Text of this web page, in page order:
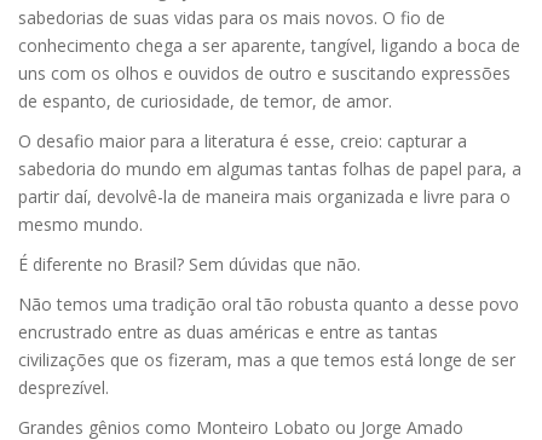
sabedorias de suas vidas para os mais novos. O fio de
conhecimento chega a ser aparente, tangível, ligando a boca de
uns com os olhos e ouvidos de outro e suscitando expressões
de espanto, de curiosidade, de temor, de amor.
O desafio maior para a literatura é esse, creio: capturar a
sabedoria do mundo em algumas tantas folhas de papel para, a
partir daí, devolvê-la de maneira mais organizada e livre para o
mesmo mundo.
É diferente no Brasil? Sem dúvidas que não.
Não temos uma tradição oral tão robusta quanto a desse povo
encrustrado entre as duas américas e entre as tantas
civilizações que os fizeram, mas a que temos está longe de ser
desprezível.
Grandes gênios como Monteiro Lobato ou Jorge Amado